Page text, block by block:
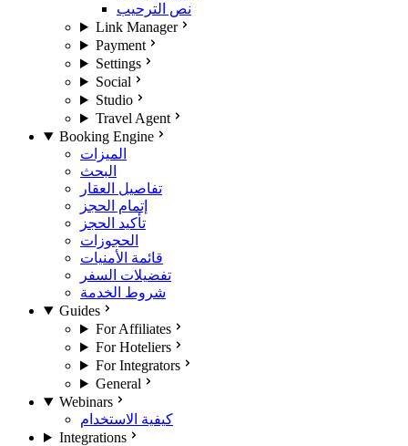
نص الترحيب
Link Manager
Payment
Settings
Social
Studio
Travel Agent
Booking Engine
الميزات
البحث
تفاصيل العقار
إتمام الحجز
تأكيد الحجز
الحجوزات
قائمة الأمنيات
تفضيلات السفر
شروط الخدمة
Guides
For Affiliates
For Hoteliers
For Integrators
General
Webinars
كيفية الاستخدام
Integrations